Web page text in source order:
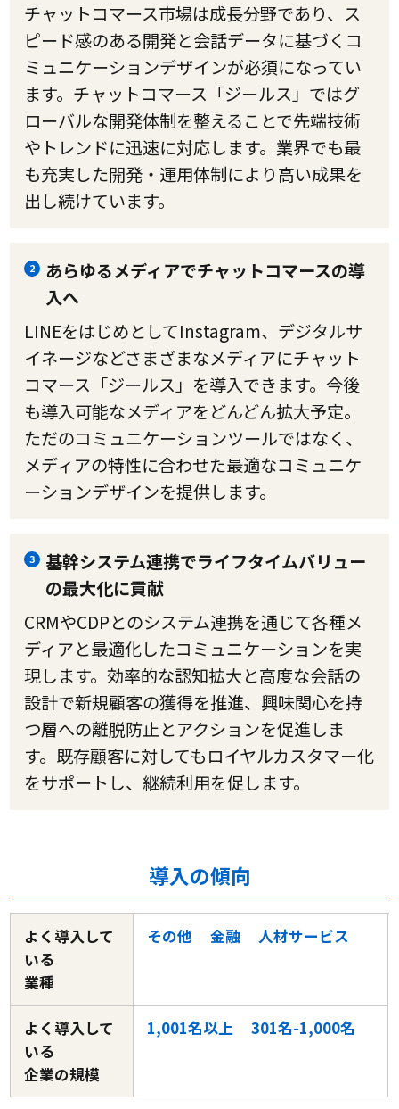
チャットコマース市場は成長分野であり、ス
ピード感のある開発と会話データに基づくコ
ミュニケーションデザインが必須になってい
ます。チャットコマース「ジールス」ではグ
ローバルな開発体制を整えることで先端技術
やトレンドに迅速に対応します。業界でも最
も充実した開発・運用体制により高い成果を
出し続けています。
2
あらゆるメディアでチャットコマースの導
入へ
LINEをはじめとしてInstagram、デジタルサ
イネージなどさまざまなメディアにチャット
コマース「ジールス」を導入できます。今後
も導入可能なメディアをどんどん拡大予定。
ただのコミュニケーションツールではなく、
メディアの特性に合わせた最適なコミュニケ
ーションデザインを提供します。
3
基幹システム連携でライフタイムバリュー
の最大化に貢献
CRMやCDPとのシステム連携を通じて各種メ
ディアと最適化したコミュニケーションを実
現します。効率的な認知拡大と高度な会話の
設計で新規顧客の獲得を推進、興味関心を持
つ層への離脱防止とアクションを促進しま
す。既存顧客に対してもロイヤルカスタマー化
をサポートし、継続利用を促します。
導入の傾向
よく導入して
いる
業種
その他 金融 人材サービス
よく導入して
いる
企業の規模
1,001名以上 301名-1,000名